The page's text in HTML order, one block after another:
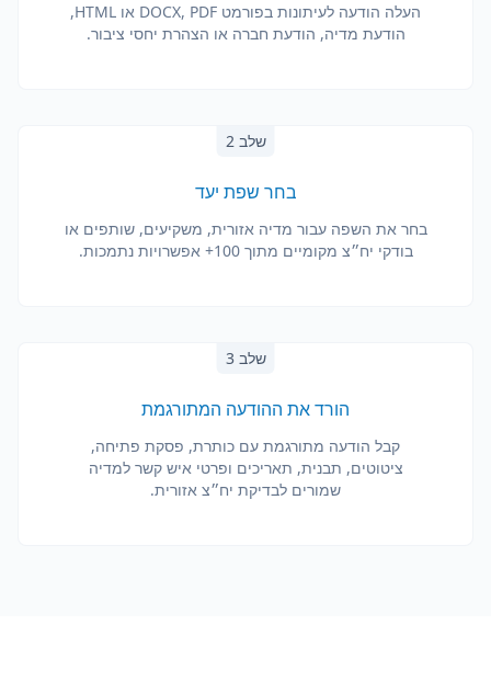
העלה הודעה לעיתונות בפורמט DOCX, PDF או HTML,
הודעת מדיה, הודעת חברה או הצהרת יחסי ציבור.
שלב 2
בחר שפת יעד
בחר את השפה עבור מדיה אזורית, משקיעים, שותפים או
בודקי יח״צ מקומיים מתוך 100+ אפשרויות נתמכות.
שלב 3
הורד את ההודעה המתורגמת
קבל הודעה מתורגמת עם כותרת, פסקת פתיחה,
ציטוטים, תבנית, תאריכים ופרטי איש קשר למדיה
שמורים לבדיקת יח״צ אזורית.